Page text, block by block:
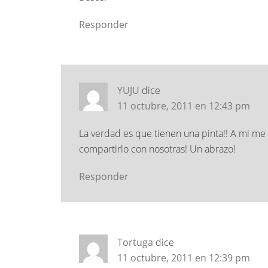
Responder
YUJU dice
11 octubre, 2011 en 12:43 pm
La verdad es que tienen una pinta!! A mi
compartirlo con nosotras! Un abrazo!
Responder
Tortuga dice
11 octubre, 2011 en 12:39 pm